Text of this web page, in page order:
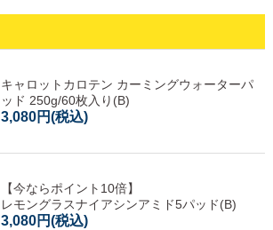
キャロットカロテン カーミングウォーターパ
ッド 250g/60枚入り(B)
3,080円(税込)
【今ならポイント10倍】
レモングラスナイアシンアミド5パッド(B)
3,080円(税込)